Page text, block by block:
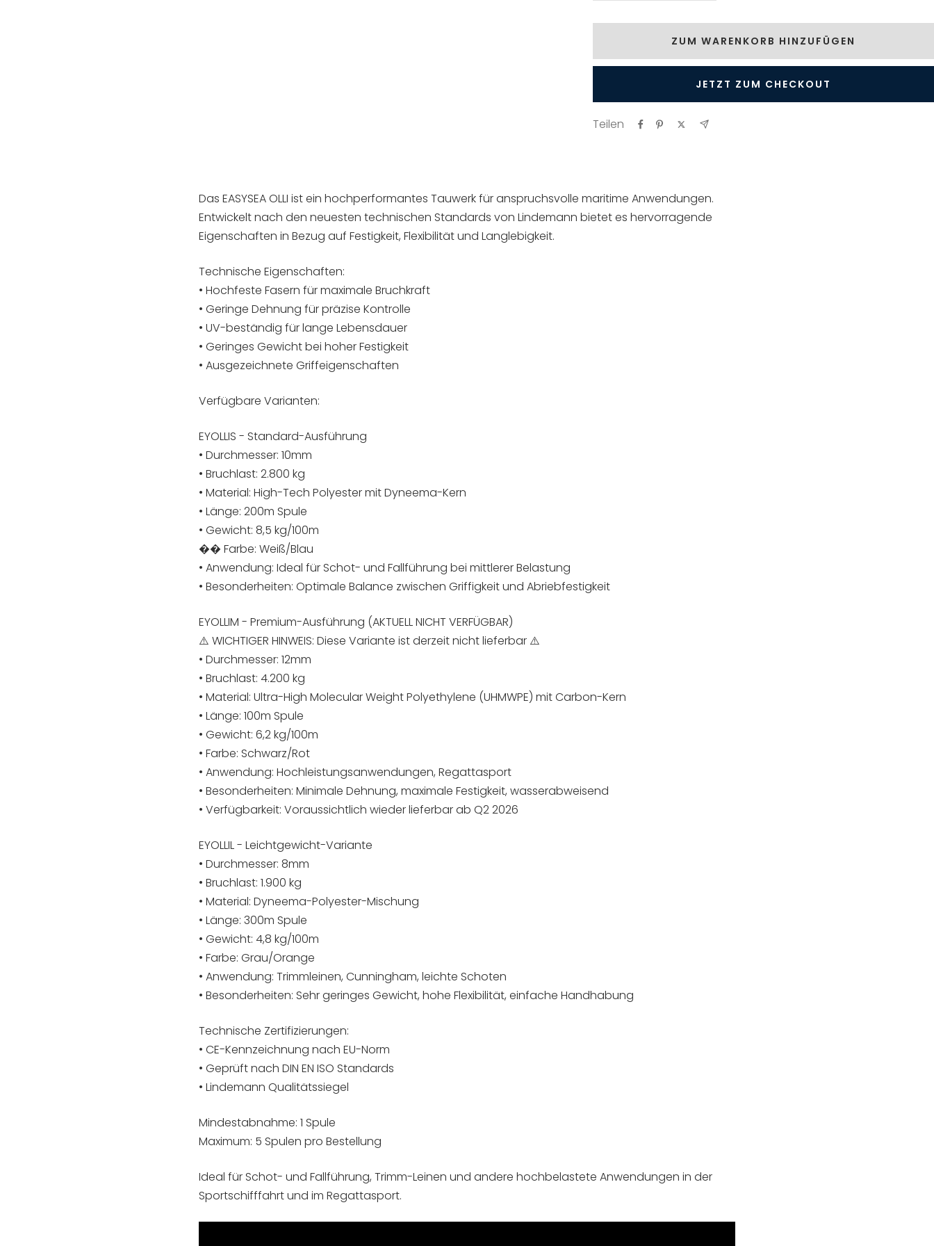
ZUM WARENKORB HINZUFÜGEN
JETZT ZUM CHECKOUT
Teilen
Das EASYSEA OLLI ist ein hochperformantes Tauwerk für anspruchsvolle maritime Anwendungen.
Entwickelt nach den neuesten technischen Standards von Lindemann bietet es hervorragende
Eigenschaften in Bezug auf Festigkeit, Flexibilität und Langlebigkeit.
Technische Eigenschaften:
• Hochfeste Fasern für maximale Bruchkraft
• Geringe Dehnung für präzise Kontrolle
• UV-beständig für lange Lebensdauer
• Geringes Gewicht bei hoher Festigkeit
• Ausgezeichnete Griffeigenschaften
Verfügbare Varianten:
EYOLLIS - Standard-Ausführung
• Durchmesser: 10mm
• Bruchlast: 2.800 kg
• Material: High-Tech Polyester mit Dyneema-Kern
• Länge: 200m Spule
• Gewicht: 8,5 kg/100m
�� Farbe: Weiß/Blau
• Anwendung: Ideal für Schot- und Fallführung bei mittlerer Belastung
• Besonderheiten: Optimale Balance zwischen Griffigkeit und Abriebfestigkeit
EYOLLIM - Premium-Ausführung (AKTUELL NICHT VERFÜGBAR)
⚠️ WICHTIGER HINWEIS: Diese Variante ist derzeit nicht lieferbar ⚠️
• Durchmesser: 12mm
• Bruchlast: 4.200 kg
• Material: Ultra-High Molecular Weight Polyethylene (UHMWPE) mit Carbon-Kern
• Länge: 100m Spule
• Gewicht: 6,2 kg/100m
• Farbe: Schwarz/Rot
• Anwendung: Hochleistungsanwendungen, Regattasport
• Besonderheiten: Minimale Dehnung, maximale Festigkeit, wasserabweisend
• Verfügbarkeit: Voraussichtlich wieder lieferbar ab Q2 2026
EYOLLIL - Leichtgewicht-Variante
• Durchmesser: 8mm
• Bruchlast: 1.900 kg
• Material: Dyneema-Polyester-Mischung
• Länge: 300m Spule
• Gewicht: 4,8 kg/100m
• Farbe: Grau/Orange
• Anwendung: Trimmleinen, Cunningham, leichte Schoten
• Besonderheiten: Sehr geringes Gewicht, hohe Flexibilität, einfache Handhabung
Technische Zertifizierungen:
• CE-Kennzeichnung nach EU-Norm
• Geprüft nach DIN EN ISO Standards
• Lindemann Qualitätssiegel
Mindestabnahme: 1 Spule
Maximum: 5 Spulen pro Bestellung
Ideal für Schot- und Fallführung, Trimm-Leinen und andere hochbelastete Anwendungen in der
Sportschifffahrt und im Regattasport.